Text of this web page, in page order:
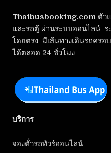
Thaibusbooking.com ตัว
และรถตู้ ผ่านระบบออนไลน์ ร
โดยตรง มีเส้นทางเดินรถครอ
ได้ตลอด 24 ชั่วโมง
บริการ
จองตั๋วรถทัวร์ออนไลน์